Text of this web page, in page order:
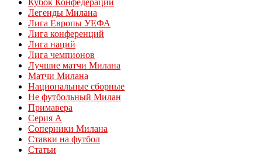
Кубок Конфедераций
Легенды Милана
Лига Европы УЕФА
Лига конференций
Лига наций
Лига чемпионов
Лучшие матчи Милана
Матчи Милана
Национальные сборные
Не футбольный Милан
Примавера
Серия А
Соперники Милана
Ставки на футбол
Статьи